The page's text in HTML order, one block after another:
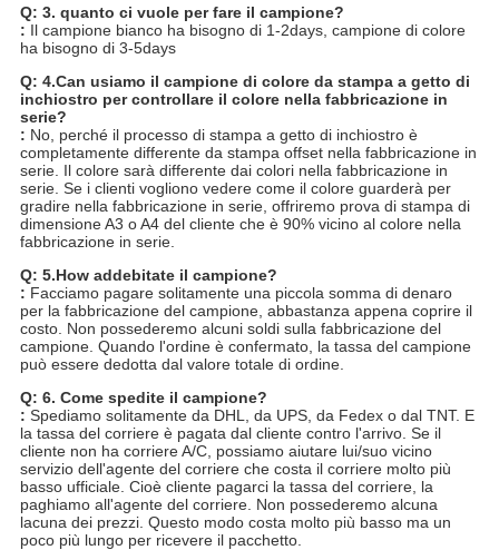
Q: 3. quanto ci vuole per fare il campione?
: Il campione bianco ha bisogno di 1-2days, campione di colore
ha bisogno di 3-5days
Q: 4.Can usiamo il campione di colore da stampa a getto di
inchiostro per controllare il colore nella fabbricazione in
serie?
: No, perché il processo di stampa a getto di inchiostro è
completamente differente da stampa offset nella fabbricazione in
serie. Il colore sarà differente dai colori nella fabbricazione in
serie. Se i clienti vogliono vedere come il colore guarderà per
gradire nella fabbricazione in serie, offriremo prova di stampa di
dimensione A3 o A4 del cliente che è 90% vicino al colore nella
fabbricazione in serie.
Q: 5.How addebitate il campione?
: Facciamo pagare solitamente una piccola somma di denaro
per la fabbricazione del campione, abbastanza appena coprire il
costo. Non possederemo alcuni soldi sulla fabbricazione del
campione. Quando l'ordine è confermato, la tassa del campione
può essere dedotta dal valore totale di ordine.
Q: 6. Come spedite il campione?
: Spediamo solitamente da DHL, da UPS, da Fedex o dal TNT. E
la tassa del corriere è pagata dal cliente contro l'arrivo. Se il
cliente non ha corriere A/C, possiamo aiutare lui/suo vicino
servizio dell'agente del corriere che costa il corriere molto più
basso ufficiale. Cioè cliente pagarci la tassa del corriere, la
paghiamo all'agente del corriere. Non possederemo alcuna
lacuna dei prezzi. Questo modo costa molto più basso ma un
poco più lungo per ricevere il pacchetto.